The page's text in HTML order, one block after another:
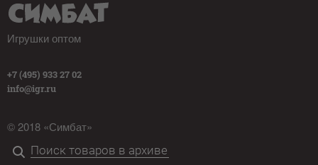
Игрушки оптом
+7 (495) 933 27 02
info@igr.ru
© 2018 «Симбат»